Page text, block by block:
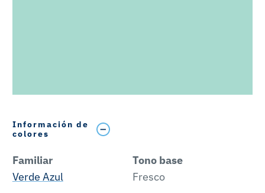
Información de
colores
Familiar
Verde Azul
Tono base
Fresco